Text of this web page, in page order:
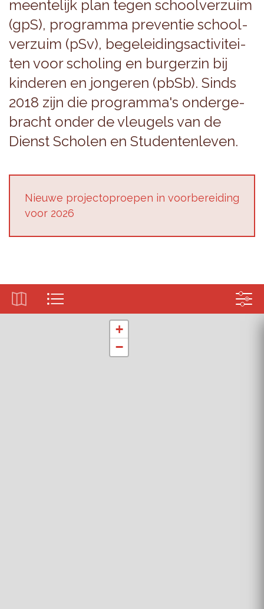
meen­te­lijk plan tegen school­ver­zuim
(gpS), pro­gram­ma pre­ven­tie school­
ver­zuim (pSv), be­ge­lei­dings­ac­ti­vi­tei­
ten voor scho­ling en bur­ger­zin bij
kin­de­ren en jon­ge­ren (pbSb). Sinds
2018 zijn die pro­gram­ma's on­der­ge­
bracht onder de vleu­gels van de
Dienst Scho­len en Stu­den­ten­le­ven.
Nieu­we pro­jec­top­roe­pen in voor­be­rei­ding
voor 2026
+
−